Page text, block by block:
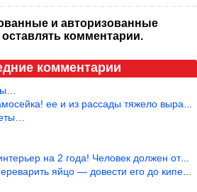
и авторизованные
комментарии.
комментарии
ее и из рассады тяжело вырастить!
на 2 года! Человек должен отдыхать в с
яйцо — довести его до кипения и выкл